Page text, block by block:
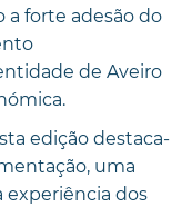
a forte adesão do
de Aveiro
edição destaca-
uma
experiência dos